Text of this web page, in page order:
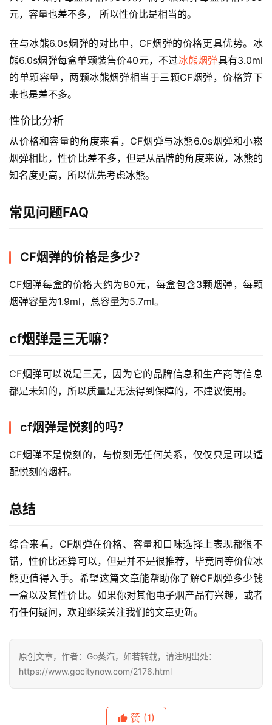
次
电
子
烟
子
评
测
配
标
系
元，容量也差不多， 所以性价比是相当的。
在与冰熊6.0s烟弹的对比中，CF烟弹的价格更具优势。冰
熊6.0s烟弹每盒单颗装售价40元，不过冰熊烟弹具有3.0ml
的单颗容量，两颗冰熊烟弹相当于三颗CF烟弹，价格算下
来也是差不多。
性价比分析
从价格和容量的角度来看，CF烟弹与冰熊6.0s烟弹和小崧
烟弹相比，性价比差不多，但是从品牌的角度来说，冰熊的
知名度更高，所以优先考虑冰熊。
常见问题FAQ
CF烟弹的价格是多少？
CF烟弹每盒的价格大约为80元，每盒包含3颗烟弹，每颗
烟弹容量为1.9ml，总容量为5.7ml。
cf烟弹是三无嘛？
CF烟弹可以说是三无，因为它的品牌信息和生产商等信息
都是未知的，所以质量是无法得到保障的，不建议使用。
cf烟弹是悦刻的吗？
CF烟弹不是悦刻的，与悦刻无任何关系，仅仅只是可以适
配悦刻的烟杆。
总结
综合来看，CF烟弹在价格、容量和口味选择上表现都很不
错，性价比还算可以，但是并不是很推荐，毕竟同等价位冰
熊更值得入手。希望这篇文章能帮助你了解CF烟弹多少钱
一盒以及其性价比。如果你对其他电子烟产品有兴趣，或者
有任何疑问，欢迎继续关注我们的文章更新。
原创文章，作者：Go蒸汽，如若转载，请注明出处：
https://www.gocitynow.com/2176.html
赞 (1)